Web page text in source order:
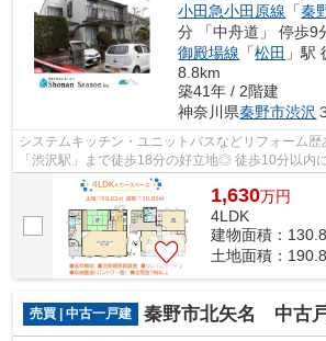
小田急小田原線 「秦
分 「中舟道」 停歩9
御殿場線 「松田 」駅
8.8km
築41年 / 2階建
神奈川県秦野市渋沢
システムキッチン・ユニットバスなどリフォーム
「渋沢駅」まで徒歩18分の好立地◎ 徒歩10分以内
しやすい環境整っております！ ぜひ、ご内...
1,630万円
4LDK
建物面積：
土地面積：
売買 | 中古一戸建 秦野市北矢名 中古